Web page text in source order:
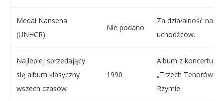
Medal Nansena
(UNHCR)
Nie podano
Za działalność na
uchodźców.
Najlepiej sprzedający
się album klasyczny
wszech czasów
1990
Album z koncertu
„Trzech Tenorów” w
Rzymie.